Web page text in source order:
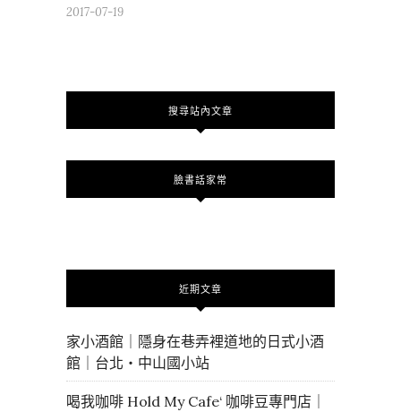
2017-07-19
搜尋站內文章
臉書話家常
近期文章
家小酒館｜隱身在巷弄裡道地的日式小酒
館｜台北・中山國小站
喝我咖啡 Hold My Cafe‘ 咖啡豆專門店｜